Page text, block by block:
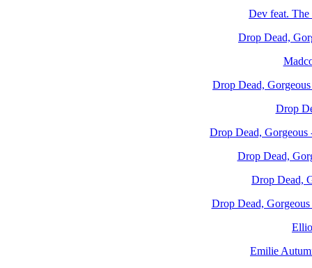
Dev feat.
Drop Dead,
Drop Dead,
Drop
Drop Dead,
Drop Dead,
Drop Dead,
Drop Dead,
Emilie